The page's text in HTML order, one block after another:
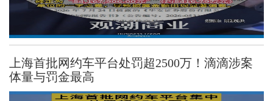
上海首批网约车平台处罚超2500万！滴滴涉案
体量与罚金最高